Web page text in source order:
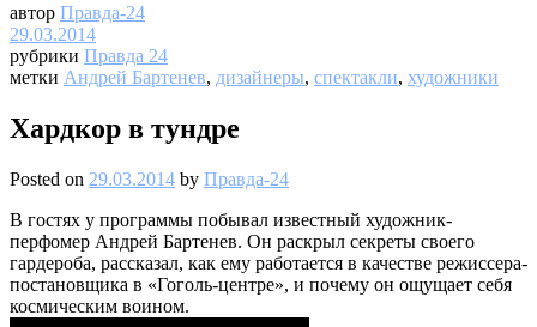
автор Правда-24
29.03.2014
рубрики Правда 24
метки Андрей Бартенев, дизайнеры, спектакли, художники
Хардкор в тундре
Posted on 29.03.2014 by Правда-24
В гостях у программы побывал известный художник-
перфомер Андрей Бартенев. Он раскрыл секреты своего
гардероба, рассказал, как ему работается в качестве режиссера-
постановщика в «Гоголь-центре», и почему он ощущает себя
космическим воином.